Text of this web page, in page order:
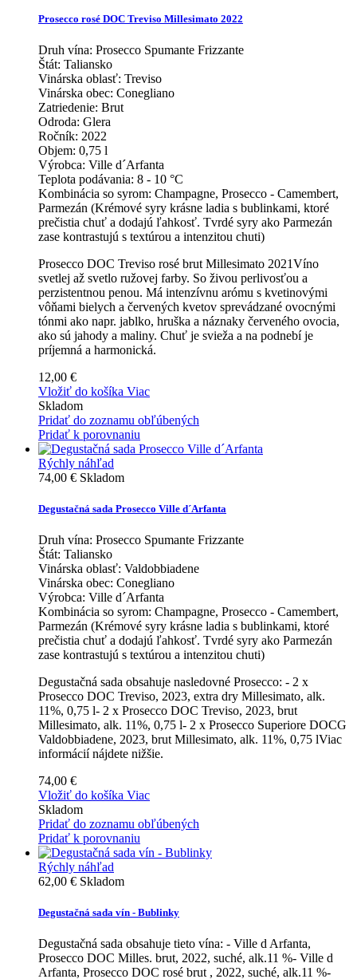
Prosecco rosé DOC Treviso Millesimato 2022
Druh vína: Prosecco Spumante Frizzante
Štát: Taliansko
Vinárska oblasť: Treviso
Vinárska obec: Conegliano
Zatriedenie: Brut
Odroda: Glera
Ročník: 2022
Objem: 0,75 l
Výrobca: Ville d´Arfanta
Teplota podávania: 8 - 10 °C
Kombinácia so syrom: Champagne, Prosecco - Camembert,
Parmezán (Krémové syry krásne ladia s bublinkami, ktoré
prečistia chuť a dodajú ľahkosť. Tvrdé syry ako Parmezán
zase kontrastujú s textúrou a intenzitou chuti)
Prosecco DOC Treviso rosé brut Millesimato 2021Víno
svetlej až svetlo ružovej farby. So živou perlivosťou a
perzistentnou penou. Má intenzívnu arómu s kvetinovými
vôňami bielych a červených kvetov sprevádzané ovocnými
tónmi ako napr. jablko, hruška a náznaky červeného ovocia,
ako sú jahody a maliny. Chuť je svieža a na podnebí je
príjemná a harmonická.
12,00 €
Vložiť do košíka Viac
Skladom
Pridať do zoznamu obľúbených
Pridať k porovnaniu
Rýchly náhľad
74,00 € Skladom
Degustačná sada Prosecco Ville d´Arfanta
Druh vína: Prosecco Spumante Frizzante
Štát: Taliansko
Vinárska oblasť: Valdobbiadene
Vinárska obec: Conegliano
Výrobca: Ville d´Arfanta
Kombinácia so syrom: Champagne, Prosecco - Camembert,
Parmezán (Krémové syry krásne ladia s bublinkami, ktoré
prečistia chuť a dodajú ľahkosť. Tvrdé syry ako Parmezán
zase kontrastujú s textúrou a intenzitou chuti)
Degustačná sada obsahuje nasledovné Prosecco: - 2 x
Prosecco DOC Treviso, 2023, extra dry Millesimato, alk.
11%, 0,75 l- 2 x Prosecco DOC Treviso, 2023, brut
Millesimato, alk. 11%, 0,75 l- 2 x Prosecco Superiore DOCG
Valdobbiadene, 2023, brut Millesimato, alk. 11%, 0,75 lViac
informácií nájdete nižšie.
74,00 €
Vložiť do košíka Viac
Skladom
Pridať do zoznamu obľúbených
Pridať k porovnaniu
Rýchly náhľad
62,00 € Skladom
Degustačná sada vín - Bublinky
Degustačná sada obsahuje tieto vína: - Ville d Arfanta,
Prosecco DOC Milles. brut, 2022, suché, alk.11 %- Ville d
Arfanta, Prosecco DOC rosé brut , 2022, suché, alk.11 %-